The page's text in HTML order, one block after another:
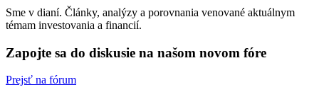
Sme v dianí. Články, analýzy a porovnania venované aktuálnym
témam investovania a financií.
Zapojte sa do diskusie na našom novom fóre
Prejsť na fórum